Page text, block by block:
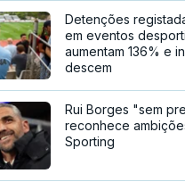
Detenções
em eventos
aumentam 136% e
descem
Rui Borges "sem
reconhece
Sporting